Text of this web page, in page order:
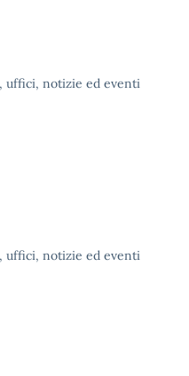
uffici, notizie ed eventi
uffici, notizie ed eventi